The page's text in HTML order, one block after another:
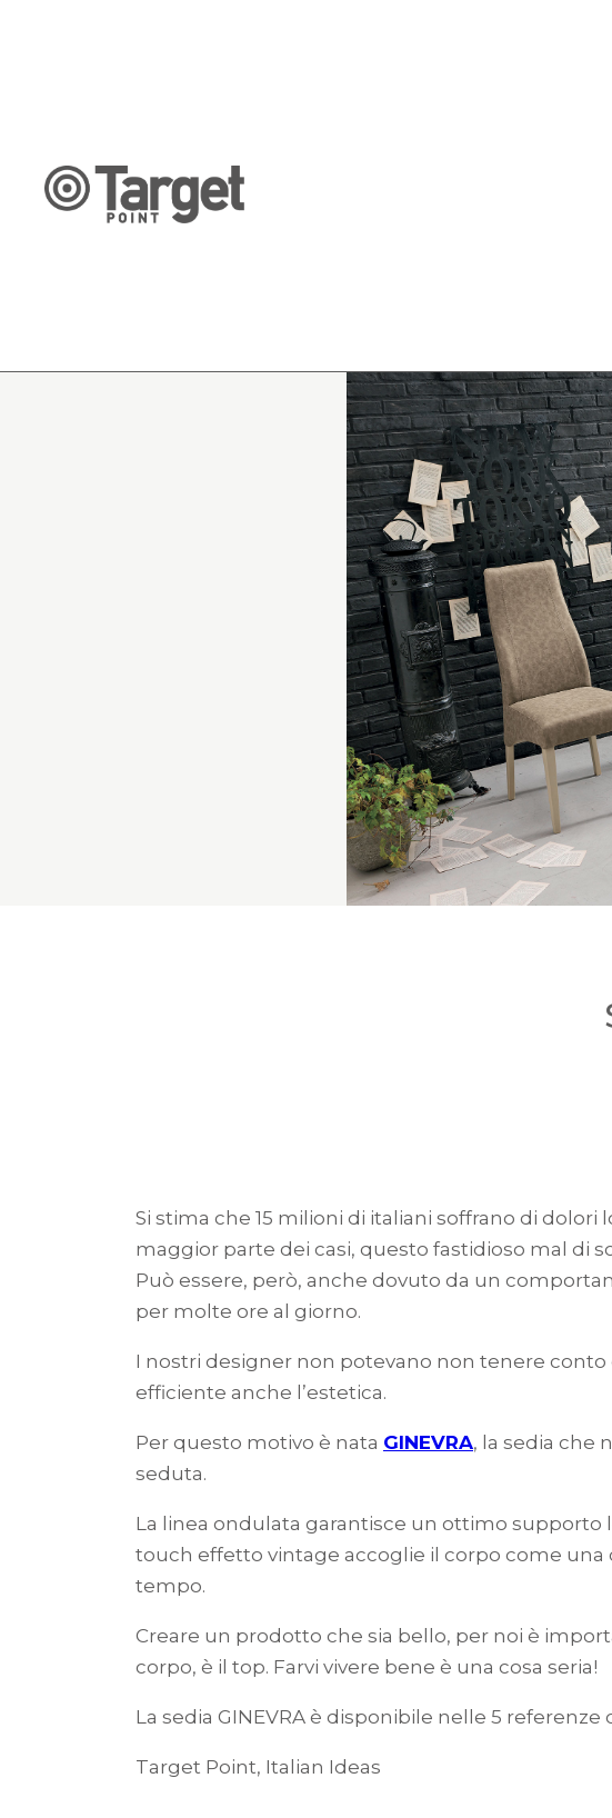
Si stima che 15 milioni di italiani soffrano di
maggior parte dei casi, questo fastidioso mal di
Può essere, però, anche dovuto da un
per molte ore al giorno.
I nostri designer non potevano non tenere
efficiente anche l’estetica.
Per questo motivo è nata GINEVRA, la sedia che
seduta.
La linea ondulata garantisce un ottimo
touch effetto vintage accoglie il corpo come una
tempo.
Creare un prodotto che sia bello, per noi è
corpo, è il top. Farvi vivere bene è una cosa seria!
La sedia GINEVRA è disponibile nelle 5
Target Point, Italian Ideas